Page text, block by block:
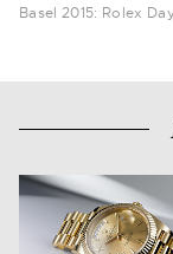
Basel 2015: Rolex